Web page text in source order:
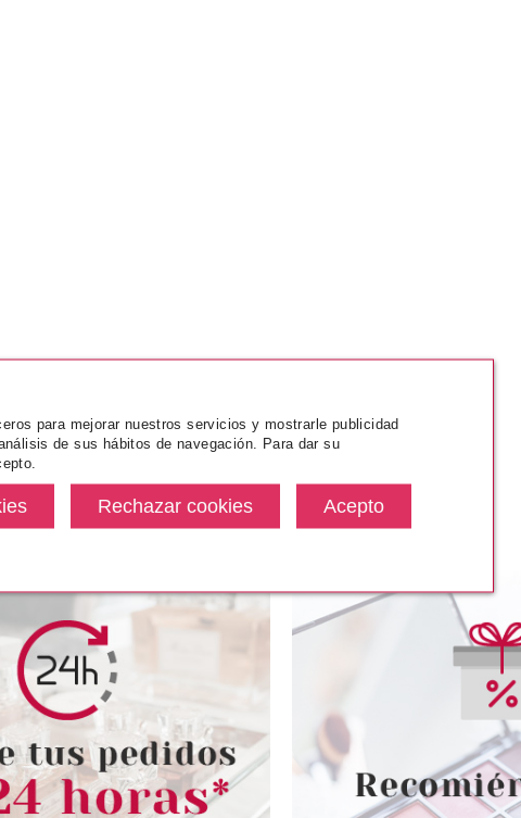
para mejorar nuestros servicios y mostrarle publicidad
de sus hábitos de navegación. Para dar su